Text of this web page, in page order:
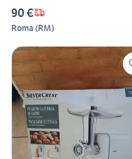
90 €
Roma (RM)